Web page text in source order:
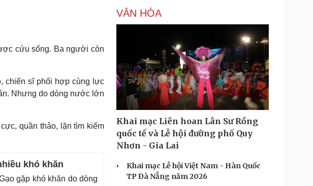
cứu sống. Ba người còn
chiến sĩ phối hợp cùng lực
Nhưng do dòng nước lớn
quần thảo, lặn tìm kiếm
khó khăn
gặp khó khăn do dòng
VĂN HÓA
Khai mạc Liên hoan Lân Sư Rồng
quốc tế và Lễ hội đường phố Quy
Nhơn - Gia Lai
Khai mạc Lễ hội Việt Nam - Hàn Quốc
TP Đà Nẵng năm 2026